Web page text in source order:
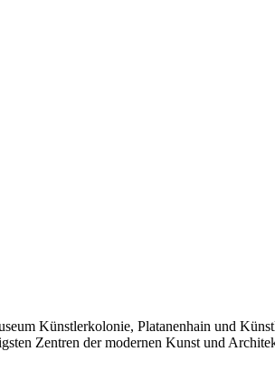
Künstlerkolonie, Platanenhain und
Zentren der modernen Kunst und